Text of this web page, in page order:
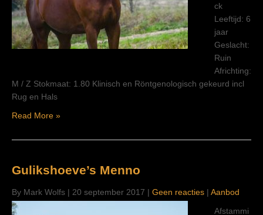
ck
Leeftijd: 6
jaar
Geslacht:
Ruin
Africhting:
M / Z Stokmaat: 1.80 Klinisch en Röntgenologisch gekeurd incl
Rug en Hals
Read More »
Gulikshoeve’s Menno
By Mark Wolfs | 20 september 2017 | Geen reacties | Aanbod
Afstammi